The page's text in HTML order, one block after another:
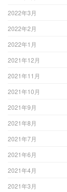
2022年3月
2022年2月
2022年1月
2021年12月
2021年11月
2021年10月
2021年9月
2021年8月
2021年7月
2021年6月
2021年4月
2021年3月